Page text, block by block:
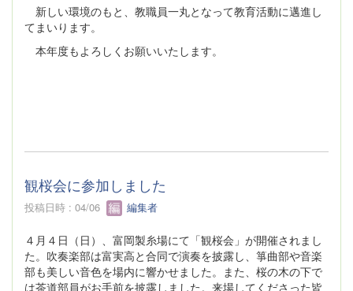
新しい環境のもと、教職員一丸となって教育活動に邁進し
てまいります。
本年度もよろしくお願いいたします。
観桜会に参加しました
投稿日時 : 04/06 編集者
４月４日（日）、富岡製糸場にて「観桜会」が開催されまし
た。吹奏楽部は富実高と合同で演奏を披露し、箏曲部や音楽
部も美しい音色を場内に響かせました。また、桜の木の下で
は茶道部員がお手前を披露しました。来場してくださった皆